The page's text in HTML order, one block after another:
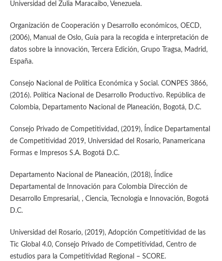
Universidad del Zulia Maracaibo, Venezuela.
Organización de Cooperación y Desarrollo económicos, OECD,
(2006), Manual de Oslo, Guía para la recogida e interpretación de
datos sobre la innovación, Tercera Edición, Grupo Tragsa, Madrid,
España.
Consejo Nacional de Política Económica y Social. CONPES 3866,
(2016). Política Nacional de Desarrollo Productivo. República de
Colombia, Departamento Nacional de Planeación, Bogotá, D.C.
Consejo Privado de Competitividad, (2019), Índice Departamental
de Competitividad 2019, Universidad del Rosario, Panamericana
Formas e Impresos S.A. Bogotá D.C.
Departamento Nacional de Planeación, (2018), Índice
Departamental de Innovación para Colombia Dirección de
Desarrollo Empresarial, , Ciencia, Tecnología e Innovación, Bogotá
D.C.
Universidad del Rosario, (2019), Adopción Competitividad de las
Tic Global 4.0, Consejo Privado de Competitividad, Centro de
estudios para la Competitividad Regional – SCORE.